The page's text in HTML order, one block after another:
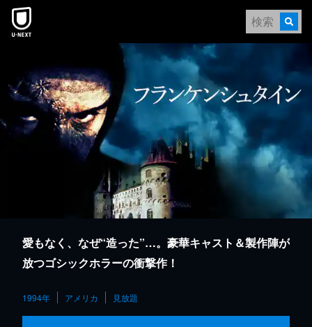
本文へスキップ
愛もなく、なぜ“造った”…。豪華キャスト＆製作陣が
放つゴシックホラーの衝撃作！
1994年 アメリカ 見放題